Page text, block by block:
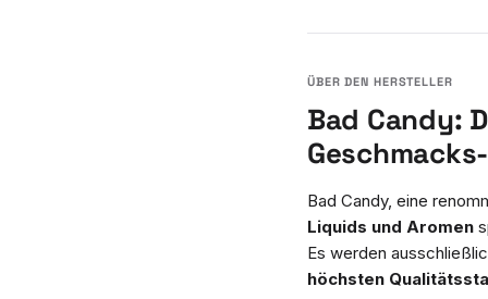
Bad Candy:
Bad Candy, eine
Liquids und Aromen
Es werden
höchsten